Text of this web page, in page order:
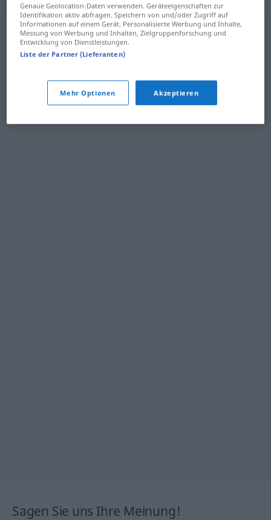
Sagen Sie uns Ihre Meinung!
Genaue Geolocation-Daten verwenden. Geräteeigenschaften zur
Identifikation aktiv abfragen. Speichern von und/oder Zugriff auf
Informationen auf einem Gerät. Personalisierte Werbung und Inhalte,
Messung von Werbung und Inhalten, Zielgruppenforschung und
Entwicklung von Dienstleistungen.
Liste der Partner (Lieferanten)
Mehr Optionen Akzeptieren